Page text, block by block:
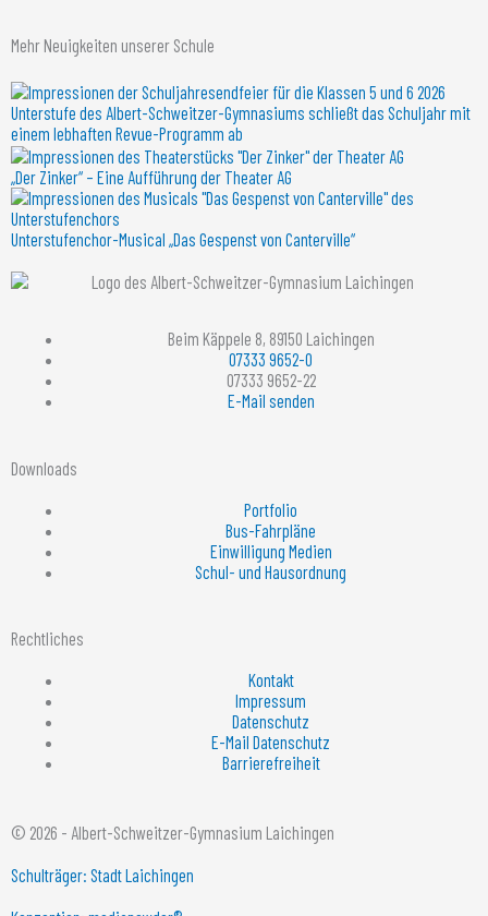
Mehr Neuigkeiten unserer Schule
Unterstufe des Albert-Schweitzer-Gymnasiums schließt das Schuljahr mit
einem lebhaften Revue-Programm ab
„Der Zinker“ – Eine Aufführung der Theater AG
Unterstufenchor-Musical „Das Gespenst von Canterville“
Beim Käppele 8, 89150 Laichingen
07333 9652-0
07333 9652-22
E-Mail senden
Downloads
Portfolio
Bus-Fahrpläne
Einwilligung Medien
Schul- und Hausordnung
Rechtliches
Kontakt
Impressum
Datenschutz
E-Mail Datenschutz
Barrierefreiheit
© 2026 - Albert-Schweitzer-Gymnasium Laichingen
Schulträger: Stadt Laichingen